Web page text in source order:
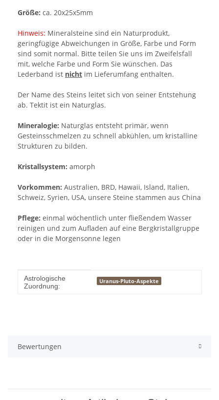
Größe: ca. 20x25x5mm
Hinweis: Mineralsteine sind ein Naturprodukt,
geringfügige Abweichungen in Größe, Farbe und Form
sind somit normal. Bitte teilen Sie uns im Zweifelsfall
mit, welche Farbe und Form Sie wünschen. Das
Lederband ist nicht im Lieferumfang enthalten.
Der Name des Steins leitet sich von seiner Entstehung
ab. Tektit ist ein Naturglas.
Mineralogie: Naturglas entsteht primär, wenn
Gesteinsschmelzen zu schnell abkühlen, um kristalline
Strukturen zu bilden.
Kristallsystem: amorph
Vorkommen: Australien, BRD, Hawaii, Island, Italien,
Schweiz, Syrien, USA, unsere Steine stammen aus China
Pflege: einmal wöchentlich unter fließendem Wasser
reinigen und zum Aufladen auf eine Bergkristallgruppe
oder in die Morgensonne legen
Produkteigenschaft
Wert
Astrologische
Zuordnung:
Uranus-Pluto-Aspekte
Bewertungen